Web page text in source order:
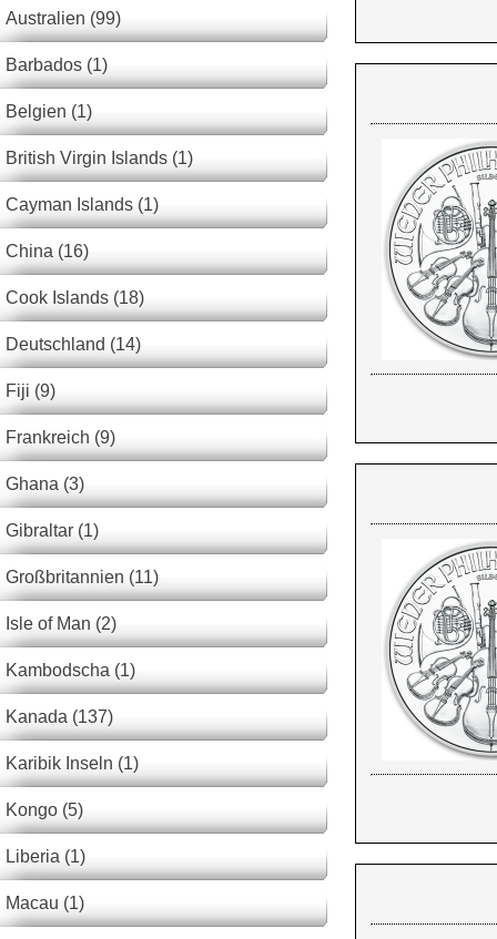
Australien (99)
Barbados (1)
Belgien (1)
British Virgin Islands (1)
Cayman Islands (1)
China (16)
Cook Islands (18)
Deutschland (14)
Fiji (9)
Frankreich (9)
Ghana (3)
Gibraltar (1)
Großbritannien (11)
Isle of Man (2)
Kambodscha (1)
Kanada (137)
Karibik Inseln (1)
Kongo (5)
Liberia (1)
Macau (1)